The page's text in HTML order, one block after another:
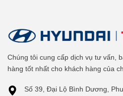
Chúng tôi cung cấp dịch vụ tư vấn,
hàng tốt nhất cho khách hàng của
Số 39, Đại Lộ Bình Dương,